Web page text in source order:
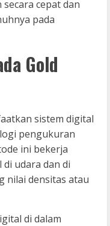
cepat dan
pada
Gold
sistem digital
pengukuran
ini bekerja
udara dan di
nilai densitas atau
di dalam